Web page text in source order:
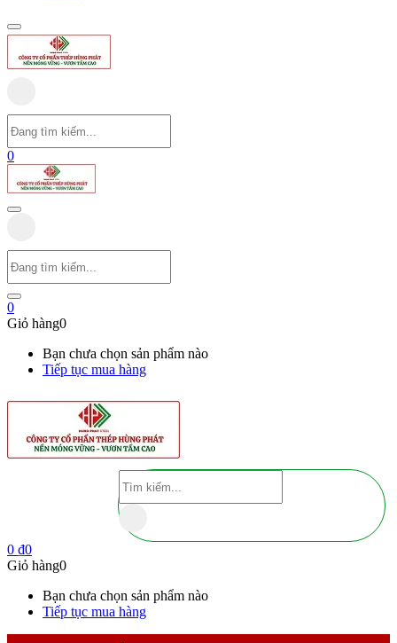
0
0
Giỏ hàng0
Bạn chưa chọn sản phẩm nào
Tiếp tục mua hàng
0 ₫0
Giỏ hàng0
Bạn chưa chọn sản phẩm nào
Tiếp tục mua hàng